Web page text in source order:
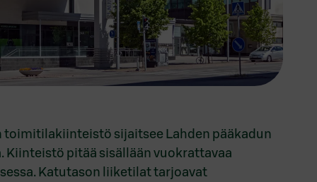
sijaitsee Lahden pääkadun
Kiinteistö pitää sisällään vuokrattavaa
Katutason liiketilat tarjoavat